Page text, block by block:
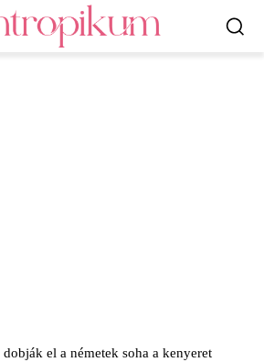
dobják el a németek soha a kenyeret